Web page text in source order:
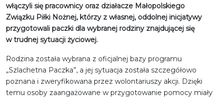
włączyli się pracownicy oraz działacze Małopolskiego
Związku Piłki Nożnej, którzy z własnej, oddolnej inicjatywy
przygotowali paczki dla wybranej rodziny znajdującej się
w trudnej sytuacji życiowej.
Rodzina została wybrana z oficjalnej bazy programu
„Szlachetna Paczka”, a jej sytuacja została szczegółowo
poznana i zweryfikowana przez wolontariuszy akcji. Dzięki
temu osoby zaangażowane w przygotowanie pomocy miały